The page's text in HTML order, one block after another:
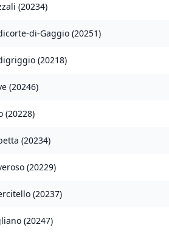
(20234)
di-Gaggio (20251)
(20218)
(20246)
(20228)
(20234)
(20229)
(20237)
(20247)